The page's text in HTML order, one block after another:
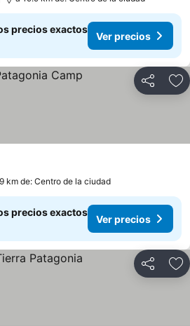
precios exactos
Ver precios
Compartir
km de: Centro de la ciudad
precios exactos
Ver precios
Compartir